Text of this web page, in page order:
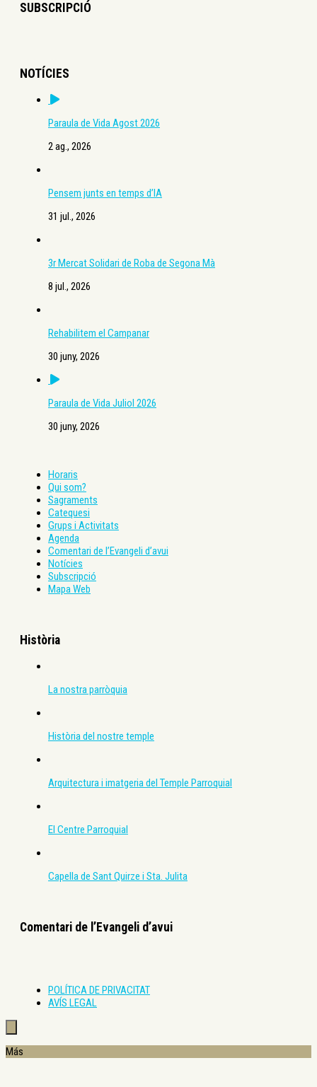
SUBSCRIPCIÓ
NOTÍCIES
Paraula de Vida Agost 2026
2 ag., 2026
Pensem junts en temps d’IA
31 jul., 2026
3r Mercat Solidari de Roba de Segona Mà
8 jul., 2026
Rehabilitem el Campanar
30 juny, 2026
Paraula de Vida Juliol 2026
30 juny, 2026
Horaris
Qui som?
Sagraments
Catequesi
Grups i Activitats
Agenda
Comentari de l’Evangeli d’avui
Notícies
Subscripció
Mapa Web
Història
La nostra parròquia
Història del nostre temple
Arquitectura i imatgeria del Temple Parroquial
El Centre Parroquial
Capella de Sant Quirze i Sta. Julita
Comentari de l’Evangeli d’avui
POLÍTICA DE PRIVACITAT
AVÍS LEGAL
Más